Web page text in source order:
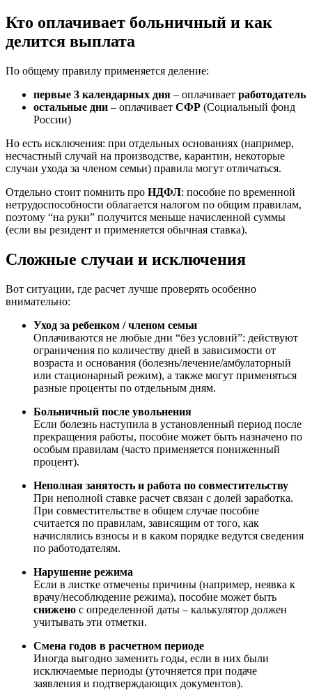
Кто оплачивает больничный и как
делится выплата
По общему правилу применяется деление:
первые 3 календарных дня – оплачивает работодатель
остальные дни – оплачивает СФР (Социальный фонд
России)
Но есть исключения: при отдельных основаниях (например,
несчастный случай на производстве, карантин, некоторые
случаи ухода за членом семьи) правила могут отличаться.
Отдельно стоит помнить про НДФЛ: пособие по временной
нетрудоспособности облагается налогом по общим правилам,
поэтому “на руки” получится меньше начисленной суммы
(если вы резидент и применяется обычная ставка).
Сложные случаи и исключения
Вот ситуации, где расчет лучше проверять особенно
внимательно:
Уход за ребенком / членом семьи
Оплачиваются не любые дни “без условий”: действуют
ограничения по количеству дней в зависимости от
возраста и основания (болезнь/лечение/амбулаторный
или стационарный режим), а также могут применяться
разные проценты по отдельным дням.
Больничный после увольнения
Если болезнь наступила в установленный период после
прекращения работы, пособие может быть назначено по
особым правилам (часто применяется пониженный
процент).
Неполная занятость и работа по совместительству
При неполной ставке расчет связан с долей заработка.
При совместительстве в общем случае пособие
считается по правилам, зависящим от того, как
начислялись взносы и в каком порядке ведутся сведения
по работодателям.
Нарушение режима
Если в листке отмечены причины (например, неявка к
врачу/несоблюдение режима), пособие может быть
снижено с определенной даты – калькулятор должен
учитывать эти отметки.
Смена годов в расчетном периоде
Иногда выгодно заменить годы, если в них были
исключаемые периоды (уточняется при подаче
заявления и подтверждающих документов).